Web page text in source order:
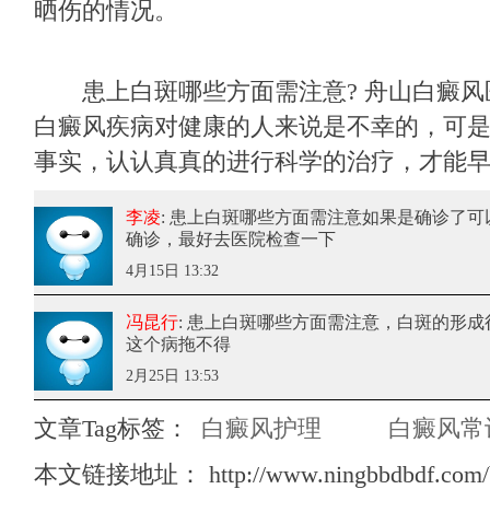
晒伤的情况。
患上白斑哪些方面需注意? 舟山白癜风
白癜风疾病对健康的人来说是不幸的，可
事实，认认真真的进行科学的治疗，才能
李凌: 患上白斑哪些方面需注意如果是确诊了可
确诊，最好去医院检查一下
4月15日 13:32
冯昆行: 患上白斑哪些方面需注意，白斑的形成
这个病拖不得
2月25日 13:53
文章Tag标签： 白癜风护理
白癜风常
本文链接地址： http://